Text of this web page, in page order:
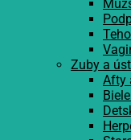
Zuby a
Afty